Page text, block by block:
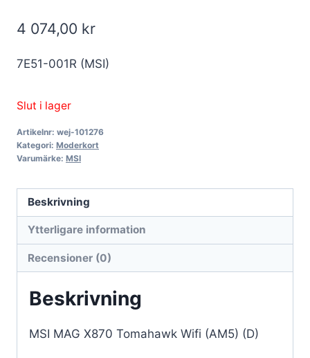
4 074,00 kr
7E51-001R (MSI)
Slut i lager
Artikelnr: wej-101276
Kategori: Moderkort
Varumärke: MSI
Beskrivning
Ytterligare information
Recensioner (0)
Beskrivning
MSI MAG X870 Tomahawk Wifi (AM5) (D)